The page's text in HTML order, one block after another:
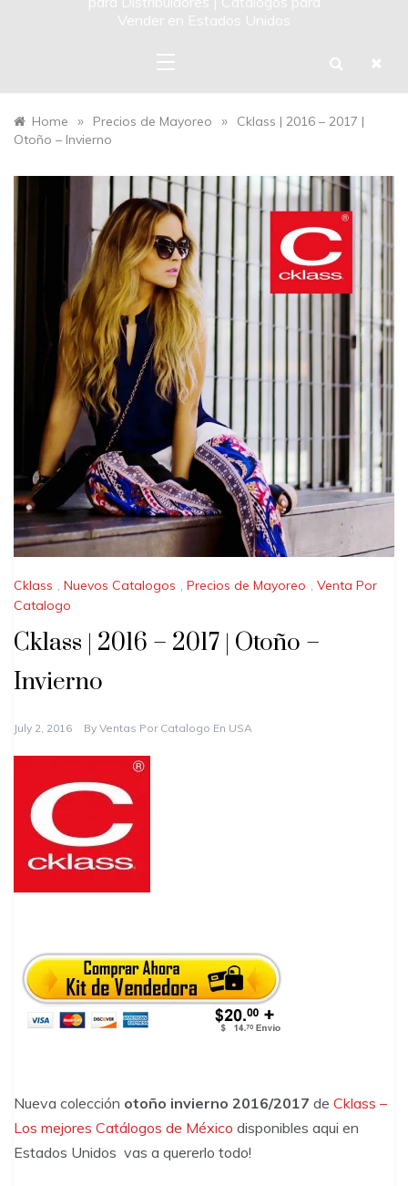
Vender en Estados Unidos
Home » Precios de Mayoreo »
Cklass | 2016 – 2017 |
Otoño – Invierno
Cklass , Nuevos Catalogos , Precios de Mayoreo , Venta Por
Catalogo
Cklass | 2016 – 2017 | Otoño –
Invierno
July 2, 2016 By Ventas Por Catalogo En USA
Nueva colección otoño invierno 2016/2017 de Cklass –
Los mejores Catálogos de México disponibles aqui en
Estados Unidos vas a quererlo todo!